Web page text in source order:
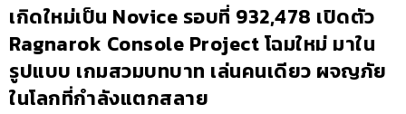
เกิดใหม่เป็น Novice รอบที่ 932,478 เปิดตัว
Ragnarok Console Project โฉมใหม่ มาใน
รูปแบบ เกมสวมบทบาท เล่นคนเดียว ผจญภัย
ในโลกที่กำลังแตกสลาย